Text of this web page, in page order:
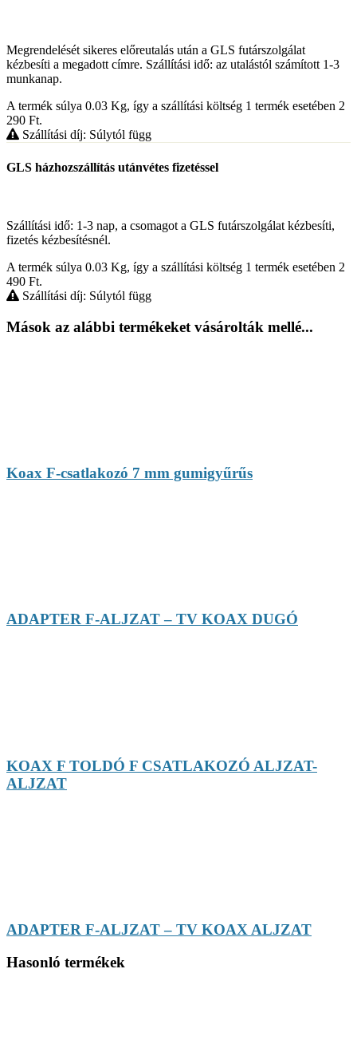
Megrendelését sikeres előreutalás után a GLS futárszolgálat
kézbesíti a megadott címre. Szállítási idő: az utalástól számított 1-3
munkanap.
A termék súlya 0.03 Kg, így a szállítási költség 1 termék esetében 2
290 Ft.
Szállítási díj: Súlytól függ
GLS házhozszállítás utánvétes fizetéssel
Szállítási idő: 1-3 nap, a csomagot a GLS futárszolgálat kézbesíti,
fizetés kézbesítésnél.
A termék súlya 0.03 Kg, így a szállítási költség 1 termék esetében 2
490 Ft.
Szállítási díj: Súlytól függ
Mások az alábbi termékeket vásárolták mellé...
Koax F-csatlakozó 7 mm gumigyűrűs
ADAPTER F-ALJZAT – TV KOAX DUGÓ
KOAX F TOLDÓ F CSATLAKOZÓ ALJZAT-
ALJZAT
ADAPTER F-ALJZAT – TV KOAX ALJZAT
Hasonló termékek